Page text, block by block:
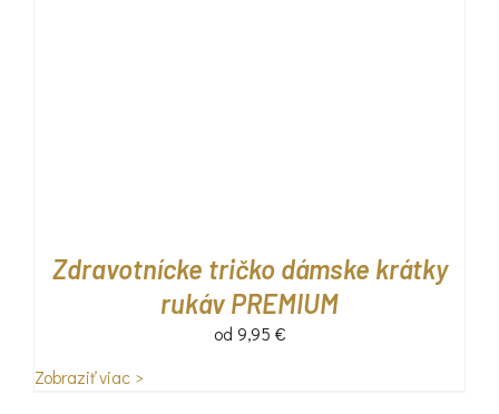
Zdravotnícke tričko dámske krátky
rukáv PREMIUM
od 9,95 €
Zobraziť viac >